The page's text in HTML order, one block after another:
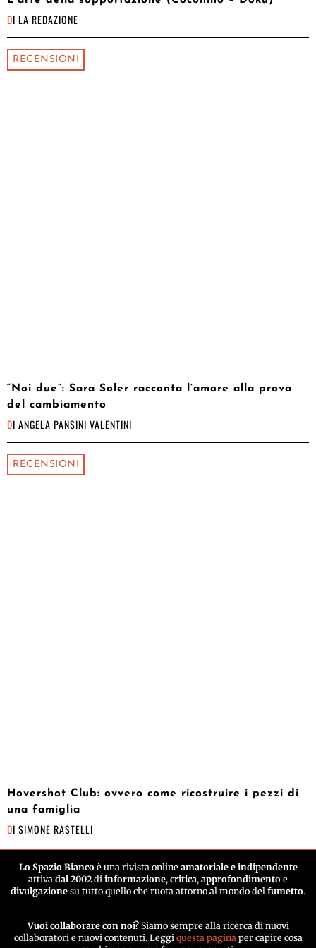
DI LA REDAZIONE
RECENSIONI
“Noi due”: Sara Soler racconta l’amore alla prova
del cambiamento
DI ANGELA PANSINI VALENTINI
RECENSIONI
Hovershot Club: ovvero come ricostruire i pezzi di
una famiglia
DI SIMONE RASTELLI
Lo Spazio Biancoè una rivista online amatoriale e indipendente
attiva dal 2002 di informazione, critica, approfondimento e
divulgazione su tutto quello che ruota attorno al mondo del fumetto.
Vuoi collaborare con noi? Siamo sempre alla ricerca di nuovi
collaboratori e nuovi contenuti. Leggi questa pagina per capire cosa